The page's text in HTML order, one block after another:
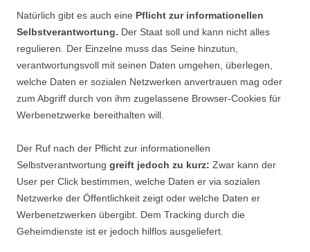
Natürlich gibt es auch eine Pflicht zur informationellen
Selbstverantwortung. Der Staat soll und kann nicht alles
regulieren. Der Einzelne muss das Seine hinzutun,
verantwortungsvoll mit seinen Daten umgehen, überlegen,
welche Daten er sozialen Netzwerken anvertrauen mag oder
zum Abgriff durch von ihm zugelassene Browser-Cookies für
Werbenetzwerke bereithalten will.
Der Ruf nach der Pflicht zur informationellen
Selbstverantwortung greift jedoch zu kurz: Zwar kann der
User per Click bestimmen, welche Daten er via sozialen
Netzwerke der Öffentlichkeit zeigt oder welche Daten er
Werbenetzwerken übergibt. Dem Tracking durch die
Geheimdienste ist er jedoch hilflos ausgeliefert.